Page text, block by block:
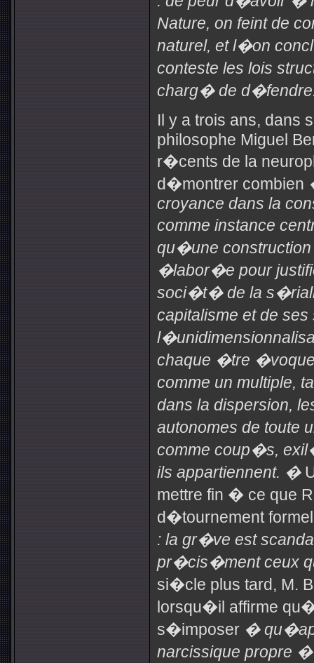
Nature, on feint de
naturel, et l�on
conteste les lois
charg� de
Il y a trois ans,
philosophe Miguel
r�cents de la
d�montrer combien
croyance dans la
comme instance
qu�une
�labor�e pour
soci�t� de la
capitalisme et de
chaque �tre
comme un multiple,
dans la dispersion,
autonomes de toute
comme coup�s,
ils appartiennent. �
mettre fin � ce que
d�tournement
: la gr�ve est
pr�cis�ment ceux
si�cle plus tard, M.
lorsqu�il affirme
s�imposer �
narcissique propre